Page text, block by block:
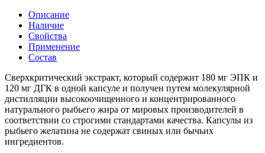
Описание
Наличие
Свойства
Применение
Состав
Сверхкритический экстракт, который содержит 180 мг ЭПК и
120 мг ДГК в одной капсуле и получен путем молекулярной
дистилляции высокоочищенного и концентрированного
натурального рыбьего жира от мировых производителей в
соответствии со строгими стандартами качества. Капсулы из
рыбьего желатина не содержат свиных или бычьих
ингредиентов.